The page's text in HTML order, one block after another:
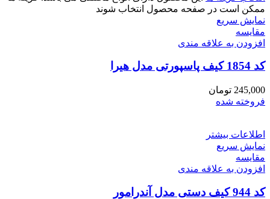
ممکن است در صفحه محصول انتخاب شوند
نمایش سریع
مقايسه
افزودن به علاقه مندی
کد 1854 کیف پاسپورتی مدل هیرا
245,000 تومان
فروخته شده
اطلاعات بیشتر
نمایش سریع
مقايسه
افزودن به علاقه مندی
کد 944 کیف دستی مدل آندرامور